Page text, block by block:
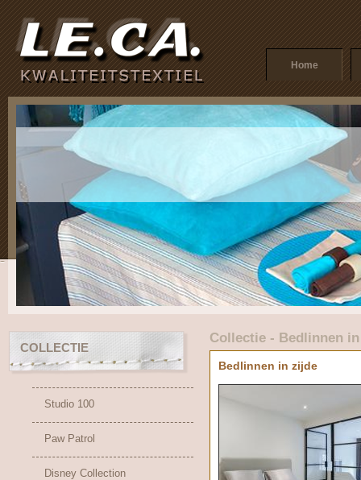
Home
COLLECTIE
Studio 100
Paw Patrol
Disney Collection
Collectie - Bedlinnen
Bedlinnen in zijde